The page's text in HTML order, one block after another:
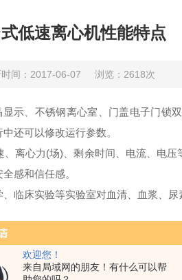
欢迎您！
来自局域网的朋友！有什么可以帮
低速离心机性能特点
时间：2017-06-07 浏览：2618次
示、不锈钢离心室、门盖电子门锁
还可以修改运行参数。
心力(场)、剩余时间、电流、电压
感和信任感。
临床实验等实验室对血清、血浆、尿
组合减震装置使电机平稳运行，震